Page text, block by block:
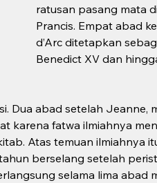
ratusan pasang mata
Prancis. Empat abad
d’Arc ditetapkan
Benedict XV dan
Dua abad setelah Jeanne,
karena fatwa ilmiahnya
Atas temuan ilmiahnya
berselang setelah
selama lima abad